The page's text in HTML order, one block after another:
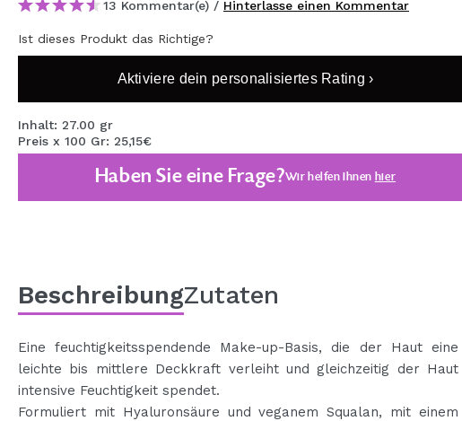
KOREA ZONE
TRAVEL SIZE
NATURE
SPECIALS
BALD VERFÜGBAR
13 Kommentar(e) / Hinterlasse einen Kommentar
Ist dieses Produkt das Richtige?
Aktiviere dein personalisiertes Rating ›
Inhalt: 27.00 gr
Preis x 100 Gr: 25,15€
Haben Sie eine Frage?Wir helfen Ihnen hier
BeschreibungZutaten
Eine feuchtigkeitsspendende Make-up-Basis, die der Haut eine
leichte bis mittlere Deckkraft verleiht und gleichzeitig der Haut
intensive Feuchtigkeit spendet.
Formuliert mit Hyaluronsäure und veganem Squalan, mit einem